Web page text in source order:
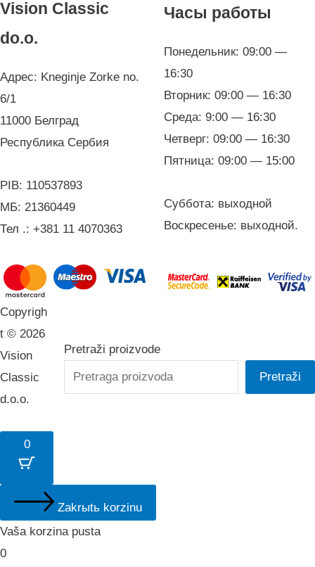
Vision Classic
do.o.
Адрес: Kneginje Zorke no.
6/1
11000 Белград
Республика Сербия
PIB: 110537893
МБ: 21360449
Тел .: +381 11 4070363
Часы работы
Понедельник: 09:00 —
16:30
Вторник: 09:00 — 16:30
Среда: 9:00 — 16:30
Четверг: 09:00 — 16:30
Пятница: 09:00 — 15:00
Суббота: выходной
Воскресенье: выходной.
Copyrigh
t © 2026
Vision
Classic
d.o.o.
Pretraži proizvode
Pretraži
0
Zakrыtь korzinu
Vaša korzina pusta
0